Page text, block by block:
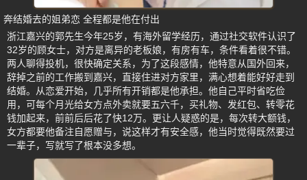
奔结婚去的姐弟恋 全程都是他在付出
浙江嘉兴的郭先生今年25岁，有海外留学经历，通过社交软件认识了
32岁的顾女士，对方是离异的老板娘，有房有车，条件看着很不错。
两人聊得投机，很快确定关系，为了这段感情，他特意从国外回来，
辞掉之前的工作搬到嘉兴，直接住进对方家里，满心想着能好好走到
结婚。从恋爱开始，几乎所有开销都是他承担。他自己平时省吃俭
用，可每个月光给女方点外卖就要五六千，买礼物、发红包、转零花
钱加起来，前前后后花了快12万。更让人疑惑的是，每次转大额钱，
女方都要他备注自愿赠与，说这样才有安全感，他当时觉得既然要过
一辈子，写就写了根本没多想。